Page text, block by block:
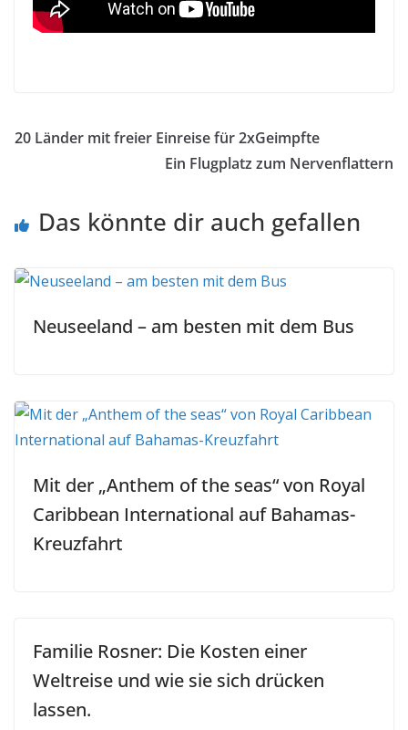
20 Länder mit freier Einreise für 2xGeimpfte
Ein Flugplatz zum Nervenflattern
Das könnte dir auch gefallen
Neuseeland – am besten mit dem Bus
Mit der „Anthem of the seas“ von Royal
Caribbean International auf Bahamas-
Kreuzfahrt
Familie Rosner: Die Kosten einer
Weltreise und wie sie sich drücken
lassen.